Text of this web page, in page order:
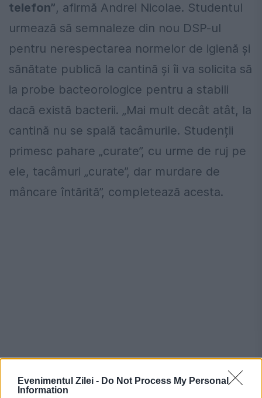
Evenimentul Zilei - Do Not Process My Personal
Information
telefon”, afirmă Andrei Nicolae. Studentul
urmează să semnaleze din nou DSP-ul
pentru nerespectarea normelor de igienă și
sănătate publică la cantină și îi va solicita să
ia probe bacteorologice pentru a stabili
dacă există bacterii. „Mai mult decât atât, la
cantină nu se spală tacâmurile. Studenții
primesc pahare „curate”, cu urme de ruj pe
ele, tacâmuri „curate”, dar murdare de
mâncare întărită”, completează acesta.